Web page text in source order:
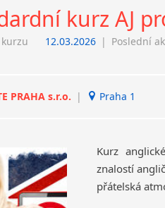
kurz AJ
12.03.2026 | Poslední
PRAHA s.r.o. | Praha 1
Kurz
znalostí